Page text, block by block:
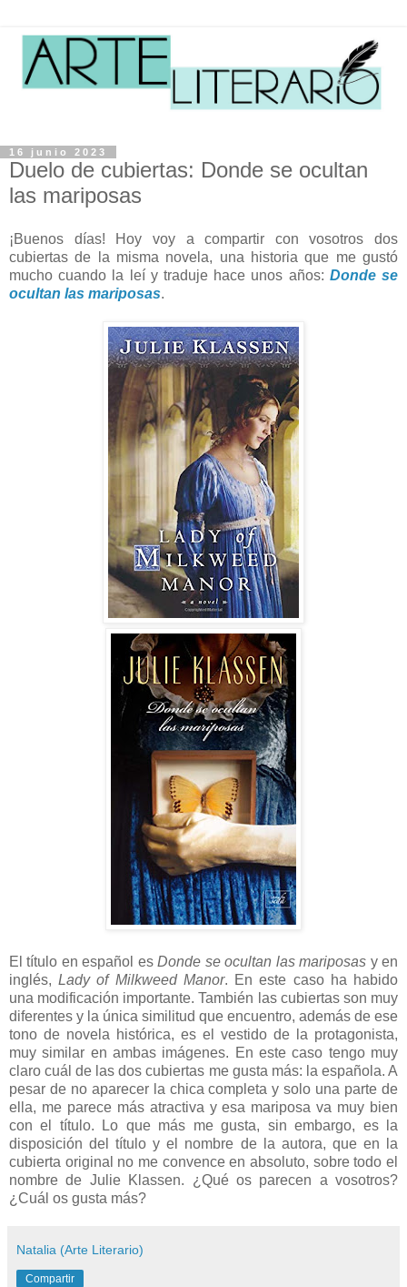
16 junio 2023
Duelo de cubiertas: Donde se ocultan
las mariposas
¡Buenos días! Hoy voy a compartir con vosotros dos
cubiertas de la misma novela, una historia que me gustó
mucho cuando la leí y traduje hace unos años: Donde se
ocultan las mariposas.
El título en español esDonde se ocultan las mariposas y en
inglés,Lady of Milkweed Manor. En este caso ha habido
una modificación importante. También las cubiertas son muy
diferentes y la única similitud que encuentro, además de ese
tono de novela histórica, es el vestido de la protagonista,
muy similar en ambas imágenes. En este caso tengo muy
claro cuál de las dos cubiertas me gusta más: la española. A
pesar de no aparecer la chica completa y solo una parte de
ella, me parece más atractiva y esa mariposa va muy bien
con el título. Lo que más me gusta, sin embargo, es la
disposición del título y el nombre de la autora, que en la
cubierta original no me convence en absoluto, sobre todo el
nombre de Julie Klassen. ¿Qué os parecen a vosotros?
¿Cuál os gusta más?
Natalia (Arte Literario)
Compartir